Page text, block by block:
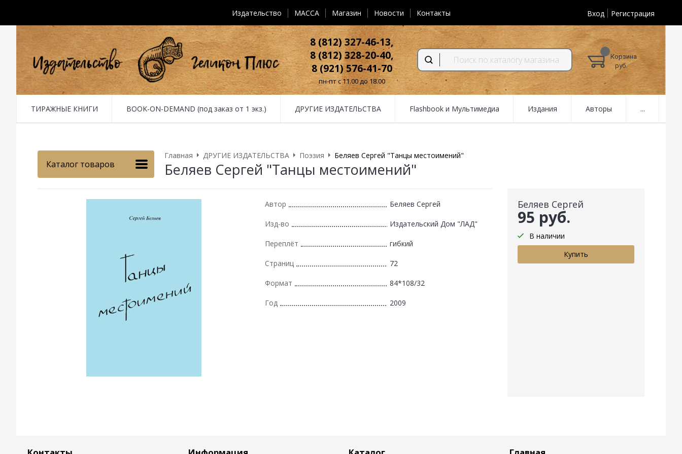
Издательство MACCA Магазин Новости Контакты Вход Регистрация
8 (812) 327-46-13,
8 (812) 328-20-40,
8 (921) 576-41-70
пн-пт с 11.00 до 18.00
Корзина
руб.
ТИРАЖНЫЕ КНИГИ BOOK-ON-DEMAND (под заказ от 1 экз.) ДРУГИЕ ИЗДАТЕЛЬСТВА Flashbook и Мультимедиа Издания Авторы ...
Каталог товаров
Главная ДРУГИЕ ИЗДАТЕЛЬСТВА Поэзия Беляев Сергей "Танцы местоимений"
Беляев Сергей "Танцы местоимений"
Беляев Сергей
95 руб.
В наличии
Автор Беляев Сергей
Изд-во Издательский Дом "ЛАД"
Переплёт гибкий
Страниц 72
Формат 84*108/32
Год 2009